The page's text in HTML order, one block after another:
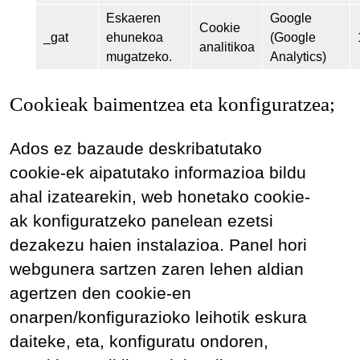
_gat
Eskaeren
ehunekoa
mugatzeko.
Cookie
analitikoa
Google
(Google
Analytics)
Cookieak baimentzea eta konfiguratzea;
Ados ez bazaude deskribatutako
cookie-ek aipatutako informazioa bildu
ahal izatearekin, web honetako cookie-
ak konfiguratzeko panelean ezetsi
dezakezu haien instalazioa. Panel hori
webgunera sartzen zaren lehen aldian
agertzen den cookie-en
onarpen/konfigurazioko leihotik eskura
daiteke, eta, konfiguratu ondoren,